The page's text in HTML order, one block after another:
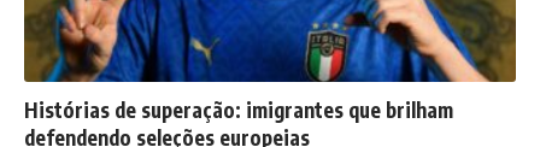
Histórias de superação: imigrantes que brilham
defendendo seleções europeias